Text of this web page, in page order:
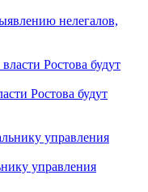
нелегалов,
Ростова будут
управления